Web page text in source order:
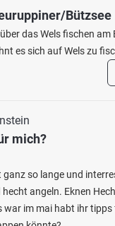
Bützsee
das Wels fischen am
es sich auf Wels zu
mich?
so lange und
angeln. Eknen
war im mai habt ihr tipps